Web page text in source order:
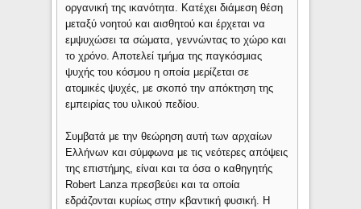
οργανική της ικανότητα. Κατέχει διάμεση θέση
μεταξύ νοητού και αισθητού και έρχεται να
εμψυχώσει τα σώματα, γεννώντας το χώρο και
το χρόνο. Αποτελεί τμήμα της παγκόσμιας
ψυχής του κόσμου η οποία μερίζεται σε
ατομικές ψυχές, με σκοπό την απόκτηση της
εμπειρίας του υλικού πεδίου.
Συμβατά με την θεώρηση αυτή των αρχαίων
Ελλήνων και σύμφωνα με τις νεότερες απόψεις
της επιστήμης, είναι και τα όσα ο καθηγητής
Robert Lanza πρεσβεύει και τα οποία
εδράζονται κυρίως στην κβαντική φυσική. Η